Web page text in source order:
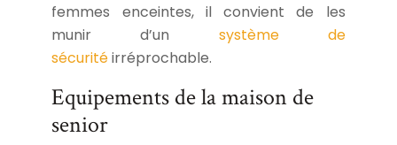
femmes enceintes, il convient de les
munir d’un système de
sécuritéirréprochable.
Equipements de la maison de
senior